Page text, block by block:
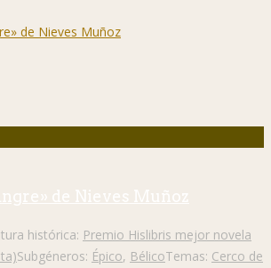
de Nieves Muñoz
histórica: Premio Hislibris mejor novela
Subgéneros: Épico, BélicoTemas: Cerco de